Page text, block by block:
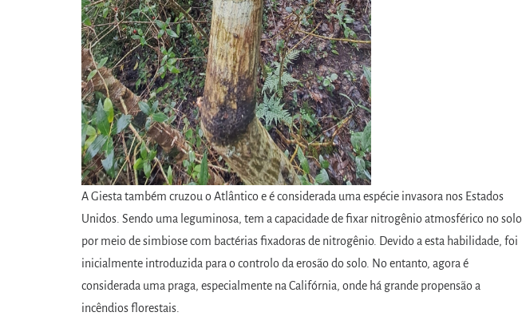
A Giesta também cruzou o Atlântico e é considerada uma espécie invasora nos Estados
Unidos. Sendo uma leguminosa, tem a capacidade de fixar nitrogênio atmosférico no solo
por meio de simbiose com bactérias fixadoras de nitrogênio. Devido a esta habilidade, foi
inicialmente introduzida para o controlo da erosão do solo. No entanto, agora é
considerada uma praga, especialmente na Califórnia, onde há grande propensão a
incêndios florestais.